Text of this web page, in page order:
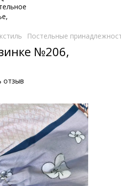
Постельные
№206,
отзыв